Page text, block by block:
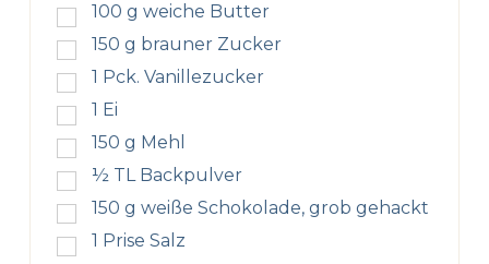
100 g weiche Butter
150 g brauner Zucker
1 Pck. Vanillezucker
1 Ei
150 g Mehl
½ TL Backpulver
150 g weiße Schokolade, grob gehackt
1 Prise Salz